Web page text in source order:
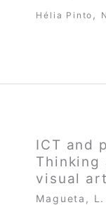
Hélia Pinto ,
ICT and
Thinking
visual
Magueta,